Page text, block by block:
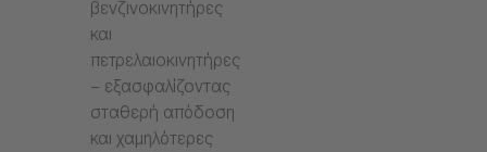
βενζινοκινητήρες
και
πετρελαιοκινητήρες
– εξασφαλίζοντας
σταθερή απόδοση
και χαμηλότερες